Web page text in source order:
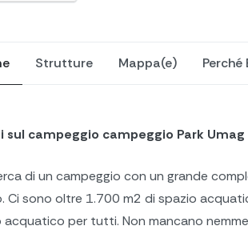
Strutture Mappa(e)
sul campeggio campeggio Park Umag
di un campeggio con un grande
Ci sono oltre 1.700 m2 di spazio
per tutti. Non mancano